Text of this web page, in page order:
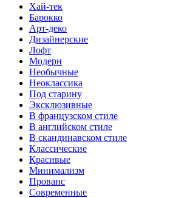
Хай-тек
Барокко
Арт-деко
Дизайнерские
Лофт
Модерн
Необычные
Неоклассика
Под старину
Эксклюзивные
В французском стиле
В английском стиле
В скандинавском стиле
Классические
Красивые
Минимализм
Прованс
Современные